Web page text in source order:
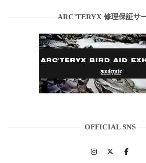
ARC’TERYX 修理保証サ
OFFICIAL SNS